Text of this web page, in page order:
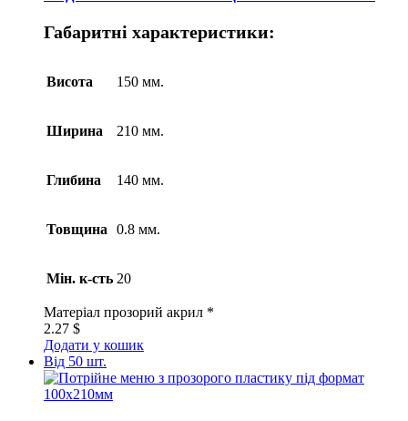
Габаритні характеристики:
Висота 150 мм.
Ширина 210 мм.
Глибина 140 мм.
Товщина 0.8 мм.
Мін. к-сть 20
Матеріал прозорий акрил *
2.27 $
Додати у кошик
Від 50 шт.